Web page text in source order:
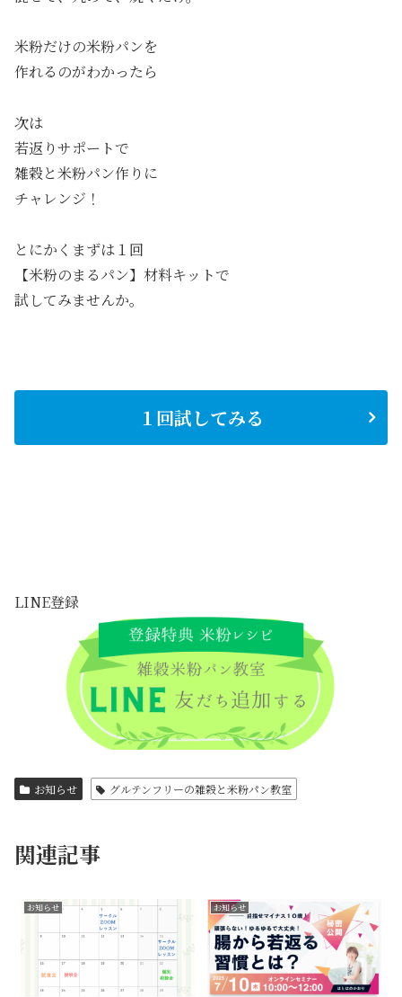
米粉だけの米粉パンを
作れるのがわかったら
次は
若返りサポートで
雑穀と米粉パン作りに
チャレンジ！
とにかくまずは１回
【米粉のまるパン】材料キットで
試してみませんか。
１回試してみる
LINE登録
お知らせ グルテンフリーの雑穀と米粉パン教室
関連記事
お知らせ お知らせ